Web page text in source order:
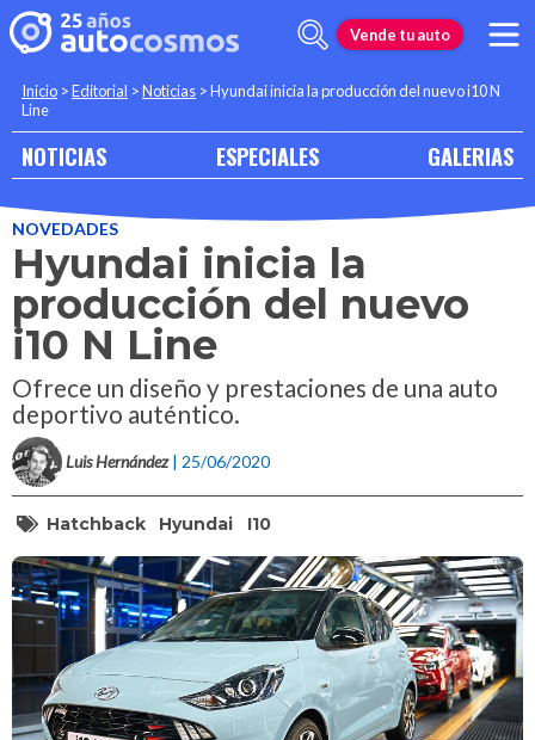
Vende tu auto
Inicio >Editorial >Noticias >Hyundai inicia la producción del nuevo i10 N
Line
NOTICIAS ESPECIALES GALERIAS
NOVEDADES
Hyundai inicia la
producción del nuevo
i10 N Line
Ofrece un diseño y prestaciones de una auto
deportivo auténtico.
Luis Hernández | 25/06/2020
Hatchback Hyundai I10